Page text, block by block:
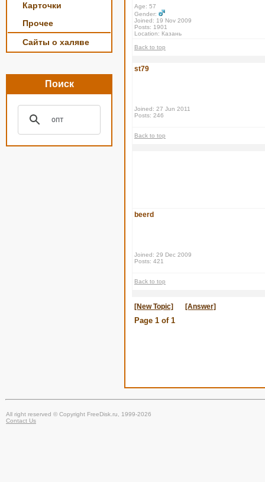
Карточки
Прочее
Сайты о халяве
Поиск
Age: 57
Gender:
Joined: 19 Nov 2009
Posts: 1901
Location: Казань
Back to top
st79
Joined: 27 Jun 2011
Posts: 246
Back to top
beerd
Joined: 29 Dec 2009
Posts: 421
Back to top
[New Topic] [Answer]
Page 1 of 1
All right reserved © Copyright FreeDisk.ru, 1999-2026
Contact Us